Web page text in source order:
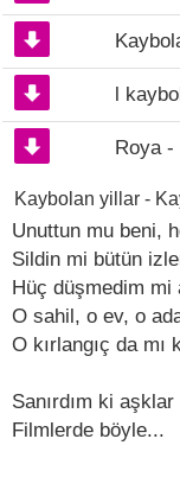
l
Roya -
Kaybolan yillar -
Unuttun mu beni,
Sildin mi bütün
Hüç düşmedim mi
O sahil, o ev, o
O kırlangıç da mı
Sanırdım ki
Filmlerde böyle...